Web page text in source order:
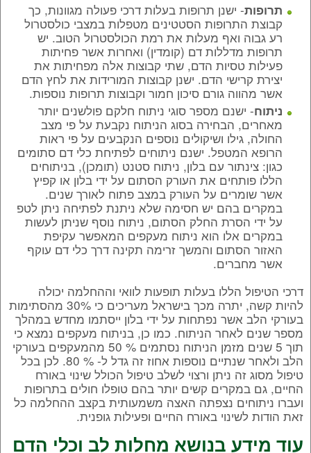
תרופות- ישנן תרופות בעלות דרכי פעולה מגוונות, כך
קבוצת התרופות הסטטינים מטפלות במצבי כולסטרול
רע גבוה ואף מעלות את רמת הכולסטרול הטוב. יש
תרופות מדללות דם (קומדין) ואחרות אשר פחיתות
פעילות טסיות הדם, שתי קבוצות אלה מפחיתות את
יצירת קרישי הדם. ישנן קבוצות המורידות את לחץ הדם
אשר מהווה גורם סיכון חמור וקבוצות תרופות נוספות.
ניתוח- ישנם מספר סוגי ניתוח חלקם פולשנים יותר
מאחרים, הבחירה בסוג הניתוח נקבעת על פי מצב
החולה, גילו ושיקולים נוספים הנקבעים על פי ראות
הרופא המטפל. ישנם ניתוחים לפתיחת כלי דם סתומים
כגון: צינתור עם בלון, ניתוח סטנט (תומכן), בניתוחים
הללו פותחים את העורק הסתום על ידי בלון או קפיץ
אשר שומרים על העורק במצב פתוח לאורך שנים.
במקרים בהם יש חסימה שלא ניתנת לפתיחה ניתן לטפ
על ידי הסרת החלק הסתום, ניתוח נוסף שניתן לעשות
במקרים אלו הוא ניתוח מעקפים המאפשר עקיפת
האזור הסתום והמשך זרימה תקינה דרך כלי דם עוקף
אשר מחברים.
דרכי הטיפול הללו בעלות תופעות לוואי וההחלמה יכולה
להיות קשה, יתרה מכך בישראל מעריכים כי 30% מהסתימות
בעורקי הלב אשר נפתחות על ידי בלון ייסתמו מחדש במהלך
מספר שנים לאחר הניתוח. כמו כן, בניתוח מעקפים נמצא כי
תוך 5 שנים מזמן הניתוח נסתמים % 50 מהמעקפים בעורקי
הלב ולאחר שנתיים נוספות אחוז זה גדל ל- % 80. לכן בכל
טיפול מסוג זה ניתן ורצוי לשלב טיפול הכולל שינוי באורח
החיים, גם במקרים קשים יותר בהם טופלו חולים בתרופות
ועברו ניתוחים נצפתה האצה משמעותית בקצב ההחלמה כל
זאת הודות לשינוי באורח החיים ופעילות גופנית.
עוד מידע בנושא מחלות לב וכלי הדם